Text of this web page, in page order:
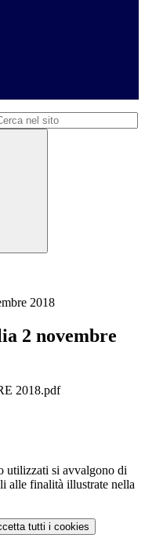
2018
2 novembre
2018.pdf
utilizzati si avvalgono di
alle finalità illustrate nella
tutti i cookies